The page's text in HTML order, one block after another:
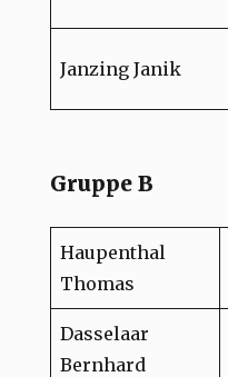
Janzing Janik
Gruppe B
Haupenthal
Thomas
Dasselaar
Bernhard